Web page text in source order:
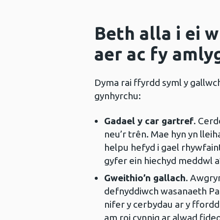
Beth alla i ei
aer ac fy
Dyma rai ffyrdd syml y
gynhyrchu:
Gadael y car gartref.
neu’r trên. Mae hyn yn
helpu hefyd i gael
gyfer ein hiechyd meddwl
Gweithio’n gallach.
defnyddiwch wasanaeth
nifer y cerbydau ar y
am roi cynnig ar alwad